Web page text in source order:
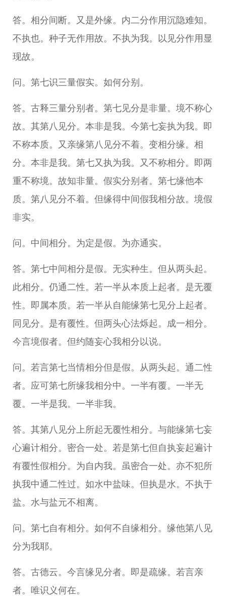
答。相分间断。又是外缘。内二分作用沉隐难知。
不执也。种子无作用故。不执为我。以见分作用显
现故。
问。第七识三量假实。如何分别。
答。古释三量分别者。第七见分是非量。境不称心
故。其第八见分。本非是我。今第七妄执为我。即
不称本质。又亲缘第八见分不着。变相分缘。相
分。本非是我。第七又执为我。又不称相分。即两
重不称境。故知非量。假实分别者。第七缘他本
质。第八见分不着。但缘得中间假我相分故。境假
非实。
问。中间相分。为定是假。为亦通实。
答。第七中间相分是假。无实种生。但从两头起。
此相分。仍通二性。若一半从本质上起者。是无覆
性。即属本质。若一半从自能缘第七见分上起者。
同见分。是有覆性。但两头心法烁起。成一相分。
今言境假者。但约随妄心我相分以说。
问。若言第七当情相分但是假。从两头起。通二性
者。应可第七所缘我相分中。一半有覆。一半无
覆。一半是我。一半非我。
答。其第八见分上所起无覆性相分。与能缘第七妄
心遍计相分。密合一处。若是第七但自执妄起遍计
有覆性假相分。为自内我。虽密合一处。亦不犯所
执我中通二性过。如水中盐味。但执是水。不执于
盐。水与盐元不相离。
问。第七自有相分。如何不自缘相分。缘他第八见
分为我耶。
答。古德云。今言缘见分者。即是疏缘。若言亲
者。唯识义何在。